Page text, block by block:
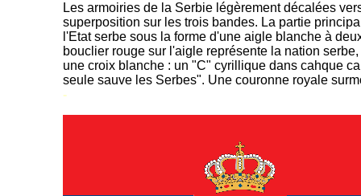
Les armoiries de la Serbie légèrement décalées
superposition sur les trois bandes. La partie
l'Etat serbe sous la forme d'une aigle blanche à
bouclier rouge sur l'aigle représente la nation
une croix blanche : un "C" cyrillique dans cahque
seule sauve les Serbes". Une couronne royale
-